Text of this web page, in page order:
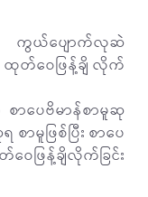
ကွယ်ပျောက်လုဆဲ
တ်ဝေဖြန့်ချိ လိုက်
ပေဗိမာန်စာမူဆု
မူဖြစ်ပြီး စာပေ
ဖြန့်ချိလိုက်ခြင်း